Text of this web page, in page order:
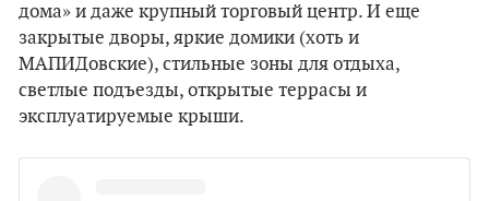
дома» и даже крупный торговый центр. И еще
закрытые дворы, яркие домики (хоть и
МАПИДовские), стильные зоны для отдыха,
светлые подъезды, открытые террасы и
эксплуатируемые крыши.